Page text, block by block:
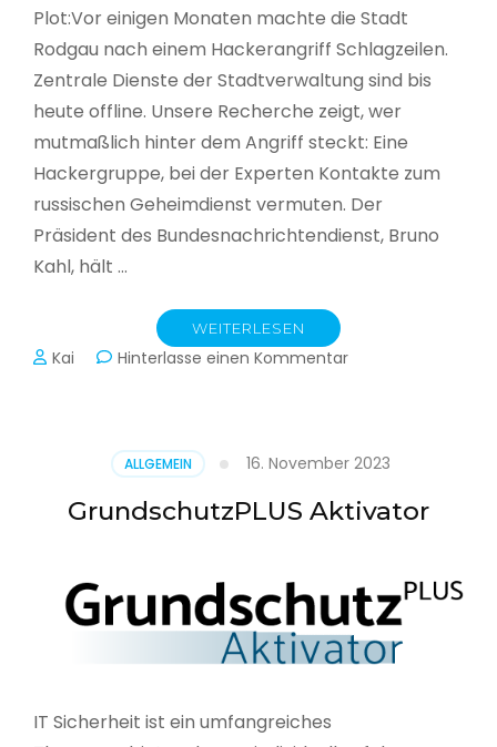
Plot:Vor einigen Monaten machte die Stadt
Rodgau nach einem Hackerangriff Schlagzeilen.
Zentrale Dienste der Stadtverwaltung sind bis
heute offline. Unsere Recherche zeigt, wer
mutmaßlich hinter dem Angriff steckt: Eine
Hackergruppe, bei der Experten Kontakte zum
russischen Geheimdienst vermuten. Der
Präsident des Bundesnachrichtendienst, Bruno
Kahl, hält …
WEITERLESEN
Kai Hinterlasse einen Kommentarzu
Schlacht
im
Netz
ALLGEMEIN 16. November 2023
GrundschutzPLUS Aktivator
IT Sicherheit ist ein umfangreiches